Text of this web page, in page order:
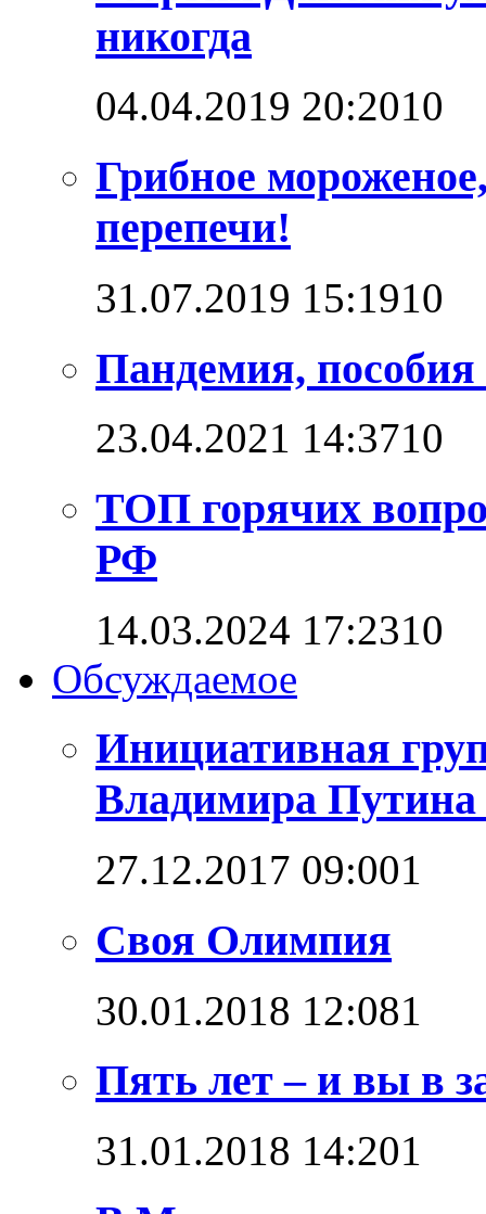
никогда
04.04.2019 20:2010
Грибное
перепечи!
31.07.2019 15:1910
Пандемия, пособия
23.04.2021 14:3710
ТОП горячих
РФ
14.03.2024 17:2310
Обсуждаемое
Инициативная
Владимира Путина
27.12.2017 09:001
Своя Олимпия
30.01.2018 12:081
Пять лет – и вы в
31.01.2018 14:201